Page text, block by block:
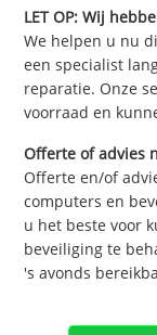
LET OP: Wij
We helpen u nu
een specialist
reparatie. Onze
voorraad en
Offerte of advies
Offerte en/of
computers en
u het beste voor
beveiliging te
's avonds